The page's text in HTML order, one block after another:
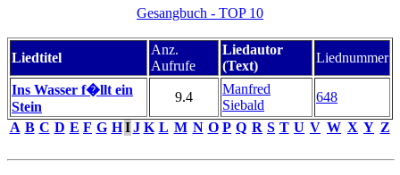
Gesangbuch - TOP 10
Liedtitel
Anz.
Aufrufe
Liedautor
(Text)
Liednummer
Ins Wasser f�llt ein
Stein
9.4
Manfred
Siebald
648
A B C D E F G H IJ K L M N O P Q R S T U V W X Y Z